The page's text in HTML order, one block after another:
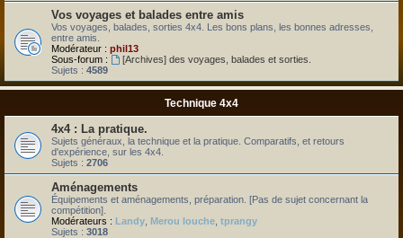
Vos voyages et balades entre amis
Vos voyages, balades, sorties 4x4. Les bons plans, les bonnes adresses,
entre amis.
Modérateur : phil13
Sous-forum :
[Archives] des voyages, balades et sorties.
Sujets : 4589
Technique 4x4
4x4 : La pratique.
Sujets généraux, la technique et la pratique. Comparatifs, et retours
d'expérience, sur les 4x4.
Sujets : 2706
Aménagements
Équipements et aménagements, préparation. [Pas de sujet concernant la
compétition].
Modérateurs : Landy Merou louche tprangy
Sujets : 3018